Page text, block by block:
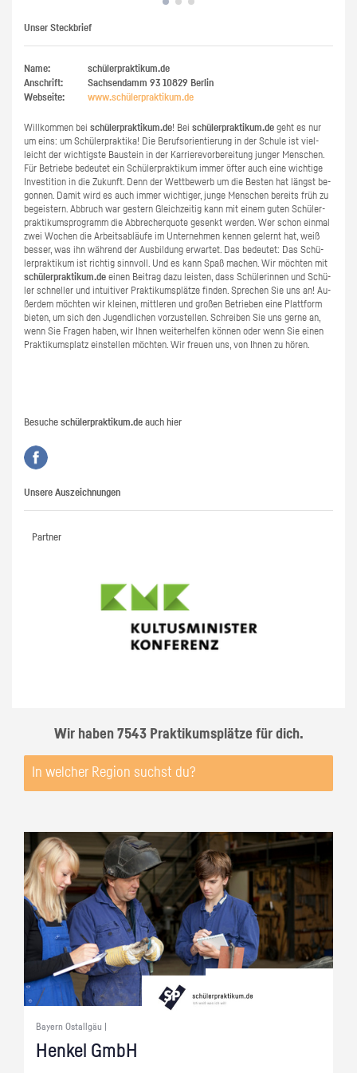
Unser Steckbrief
Name:
schülerpraktikum.de
Anschrift:
Sachsendamm 93 10829 Berlin
Webseite:
www.​schüler​prak​tiku​m.​de
Will­kom­men bei schü­ler­prak­ti­kum.de! Bei schü­ler­prak­ti­kum.de geht es nur
um eins: um Schü­ler­prak­ti­ka! Die Be­rufs­ori­en­tie­rung in der Schu­le ist viel­
leicht der wich­tigs­te Bau­stein in der Kar­rie­re­vor­be­rei­tung jun­ger Men­schen.
Für Be­trie­be be­deu­tet ein Schü­ler­prak­ti­kum immer öfter auch eine wich­ti­ge
In­ves­ti­ti­on in die Zu­kunft. Denn der Wett­be­werb um die Bes­ten hat längst be­
gon­nen. Damit wird es auch immer wich­ti­ger, junge Men­schen be­reits früh zu
be­geis­tern. Ab­bruch war ges­tern Gleich­zei­tig kann mit einem guten Schü­ler­
prak­ti­kums­pro­gramm die Ab­bre­cher­quo­te ge­senkt wer­den. Wer schon ein­mal
zwei Wo­chen die Ar­beits­ab­läu­fe im Un­ter­neh­men ken­nen ge­lernt hat, weiß
bes­ser, was ihn wäh­rend der Aus­bil­dung er­war­tet. Das be­deu­tet: Das Schü­
ler­prak­ti­kum ist rich­tig sinn­voll. Und es kann Spaß ma­chen. Wir möch­ten mit
schü­ler­prak­ti­kum.de einen Bei­trag dazu leis­ten, dass Schü­le­rin­nen und Schü­
ler schnel­ler und in­tui­ti­ver Prak­ti­kums­plät­ze fin­den. Spre­chen Sie uns an! Au­
ßer­dem möch­ten wir klei­nen, mitt­le­ren und gro­ßen Be­trie­ben eine Platt­form
bie­ten, um sich den Ju­gend­li­chen vor­zu­stel­len. Schrei­ben Sie uns gerne an,
wenn Sie Fra­gen haben, wir Ihnen wei­ter­hel­fen kön­nen oder wenn Sie einen
Prak­ti­kums­platz ein­stel­len möch­ten. Wir freu­en uns, von Ihnen zu hören.
Besuche schülerpraktikum.de auch hier
Unsere Auszeichnungen
Partner
Wir haben 7543 Praktikumsplätze für dich.
Bayern Ostallgäu |
Hen­kel GmbH